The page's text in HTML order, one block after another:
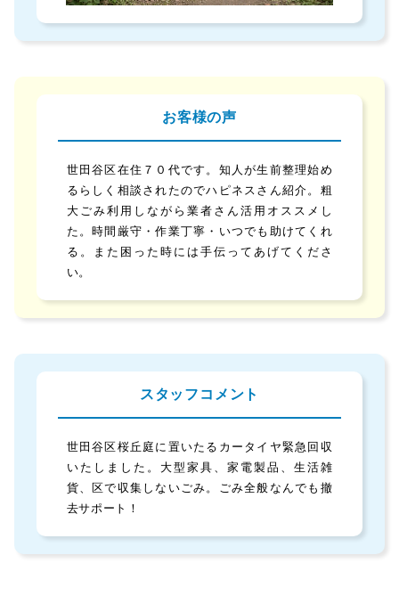
お客様の声
世田谷区在住７０代です。知人が生前整理始め
るらしく相談されたのでハピネスさん紹介。粗
大ごみ利用しながら業者さん活用オススメし
た。時間厳守・作業丁寧・いつでも助けてくれ
る。また困った時には手伝ってあげてくださ
い。
スタッフコメント
世田谷区桜丘庭に置いたるカータイヤ緊急回収
いたしました。大型家具、家電製品、生活雑
貨、区で収集しないごみ。ごみ全般なんでも撤
去サポート！